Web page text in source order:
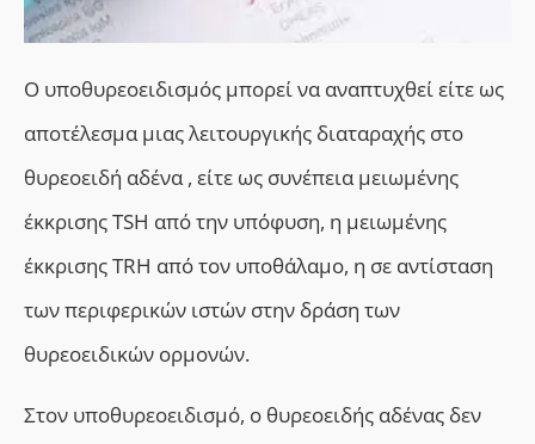
Ο υποθυρεοειδισμός μπορεί να αναπτυχθεί είτε ως
αποτέλεσμα μιας λειτουργικής διαταραχής στο
θυρεοειδή αδένα , είτε ως συνέπεια μειωμένης
έκκρισηςTSH από την υπόφυση, η μειωμένης
έκκρισηςTRH από τον υποθάλαμο, η σε αντίσταση
των περιφερικών ιστών στην δράση των
θυρεοειδικών ορμονών.
Στον υποθυρεοειδισμό, ο θυρεοειδής αδένας δεν